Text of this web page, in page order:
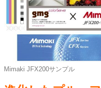
Mimaki JFX200サンプル